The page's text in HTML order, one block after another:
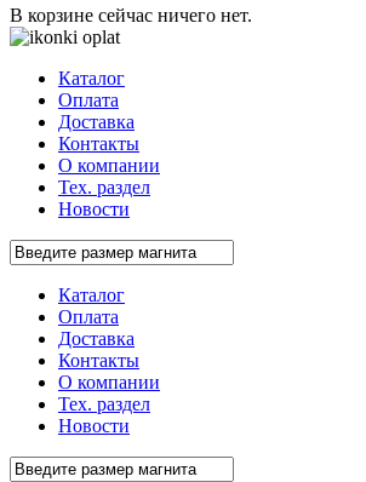
В корзине сейчас ничего нет.
Каталог
Оплата
Доставка
Контакты
О компании
Тех. раздел
Новости
Каталог
Оплата
Доставка
Контакты
О компании
Тех. раздел
Новости